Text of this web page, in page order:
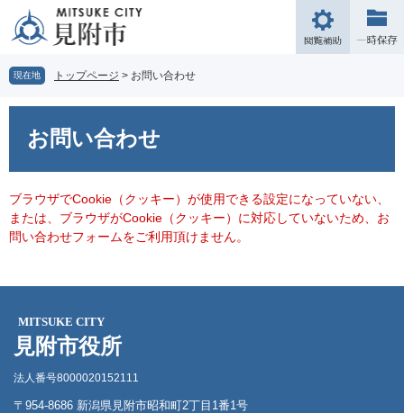
の
先
頭
ー
を
飛
文
へ
閲
覧
現在地 トップページ > お問い合わせ
お問い合わせ
ブラウザでCookie（クッキー）が使用できる設定になっていない、
または、ブラウザがCookie（クッキー）に対応していないため、お
問い合わせフォームをご利用頂けません。
MITSUKE CITY
見附市役所
法人番号8000020152111
〒954-8686 新潟県見附市昭和町2丁目1番1号